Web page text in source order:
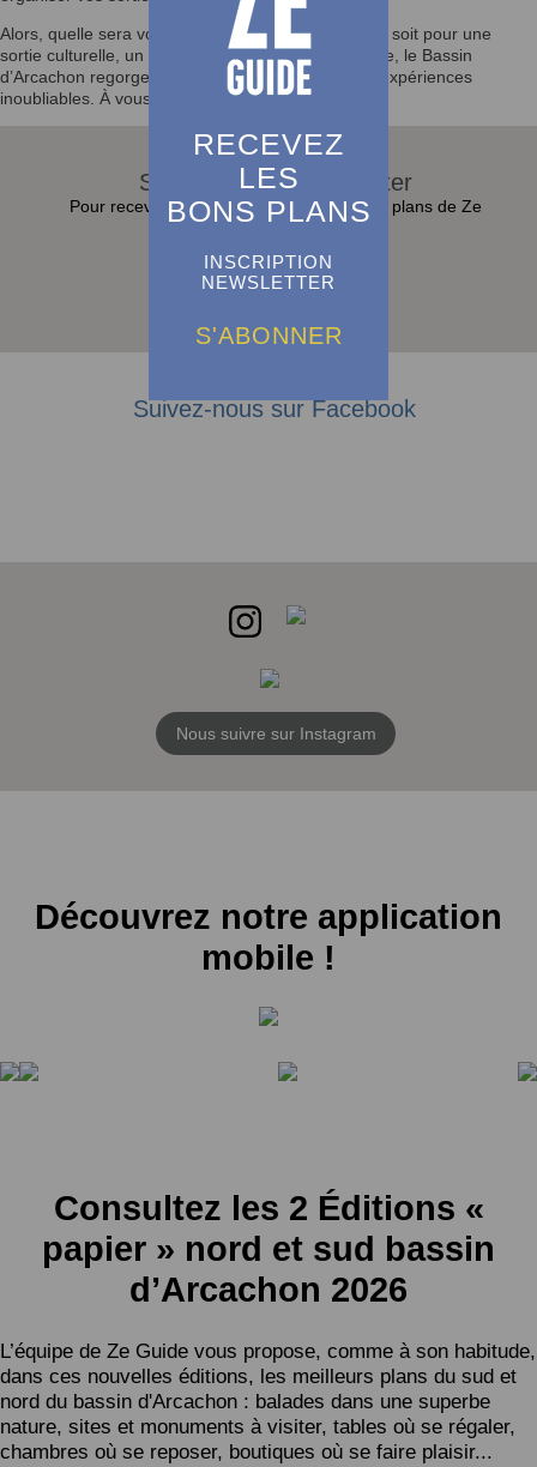
RECEVEZ
LES
BONS PLANS
INSCRIPTION
NEWSLETTER
S'ABONNER
Alors, quelle sera votre prochaine activité ? Que ce soit pour une
sortie culturelle, un festival ou un moment en famille, le Bassin
d’Arcachon regorge d’opportunités pour vivre des expériences
inoubliables. À vous de jouer !
S'abonner à la Newsletter
Pour recevoir toutes les actualités et bons plans de Ze
Guide dans sa boite e-mail :
S'abonner
Suivez-nous sur Facebook
Nous suivre sur Instagram
Découvrez notre application
mobile !
Consultez les 2 Éditions «
papier » nord et sud bassin
d’Arcachon 2026
L’équipe de Ze Guide vous propose, comme à son habitude,
dans ces nouvelles éditions, les meilleurs plans du sud et
nord du bassin d'Arcachon : balades dans une superbe
nature, sites et monuments à visiter, tables où se régaler,
chambres où se reposer, boutiques où se faire plaisir...